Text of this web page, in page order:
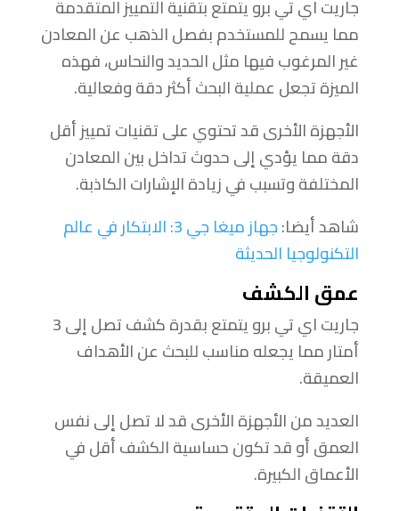
جاريت اي تي برو يتمتع بتقنية التمييز المتقدمة
مما يسمح للمستخدم بفصل الذهب عن المعادن
غير المرغوب فيها مثل الحديد والنحاس، فهذه
الميزة تجعل عملية البحث أكثر دقة وفعالية.
الأجهزة الأخرى قد تحتوي على تقنيات تمييز أقل
دقة مما يؤدي إلى حدوث تداخل بين المعادن
المختلفة وتسبب في زيادة الإشارات الكاذبة.
شاهد أيضا:
جهاز ميغا جي 3: الابتكار في عالم
التكنولوجيا الحديثة
عمق الكشف
جاريت اي تي برو يتمتع بقدرة كشف تصل إلى 3
أمتار مما يجعله مناسب للبحث عن الأهداف
العميقة.
العديد من الأجهزة الأخرى قد لا تصل إلى نفس
العمق أو قد تكون حساسية الكشف أقل في
الأعماق الكبيرة.